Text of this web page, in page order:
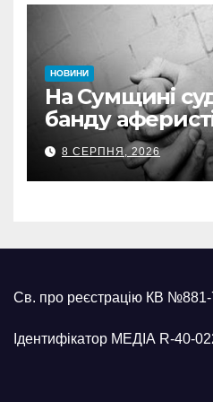
НОВИНИ
На Сумщині
банду
виманили у
понад 1 млн
8 СЕРПНЯ, 2026
Св. про реєстрацію КВ №881-
Ідентифікатор МЕДІА R-40-